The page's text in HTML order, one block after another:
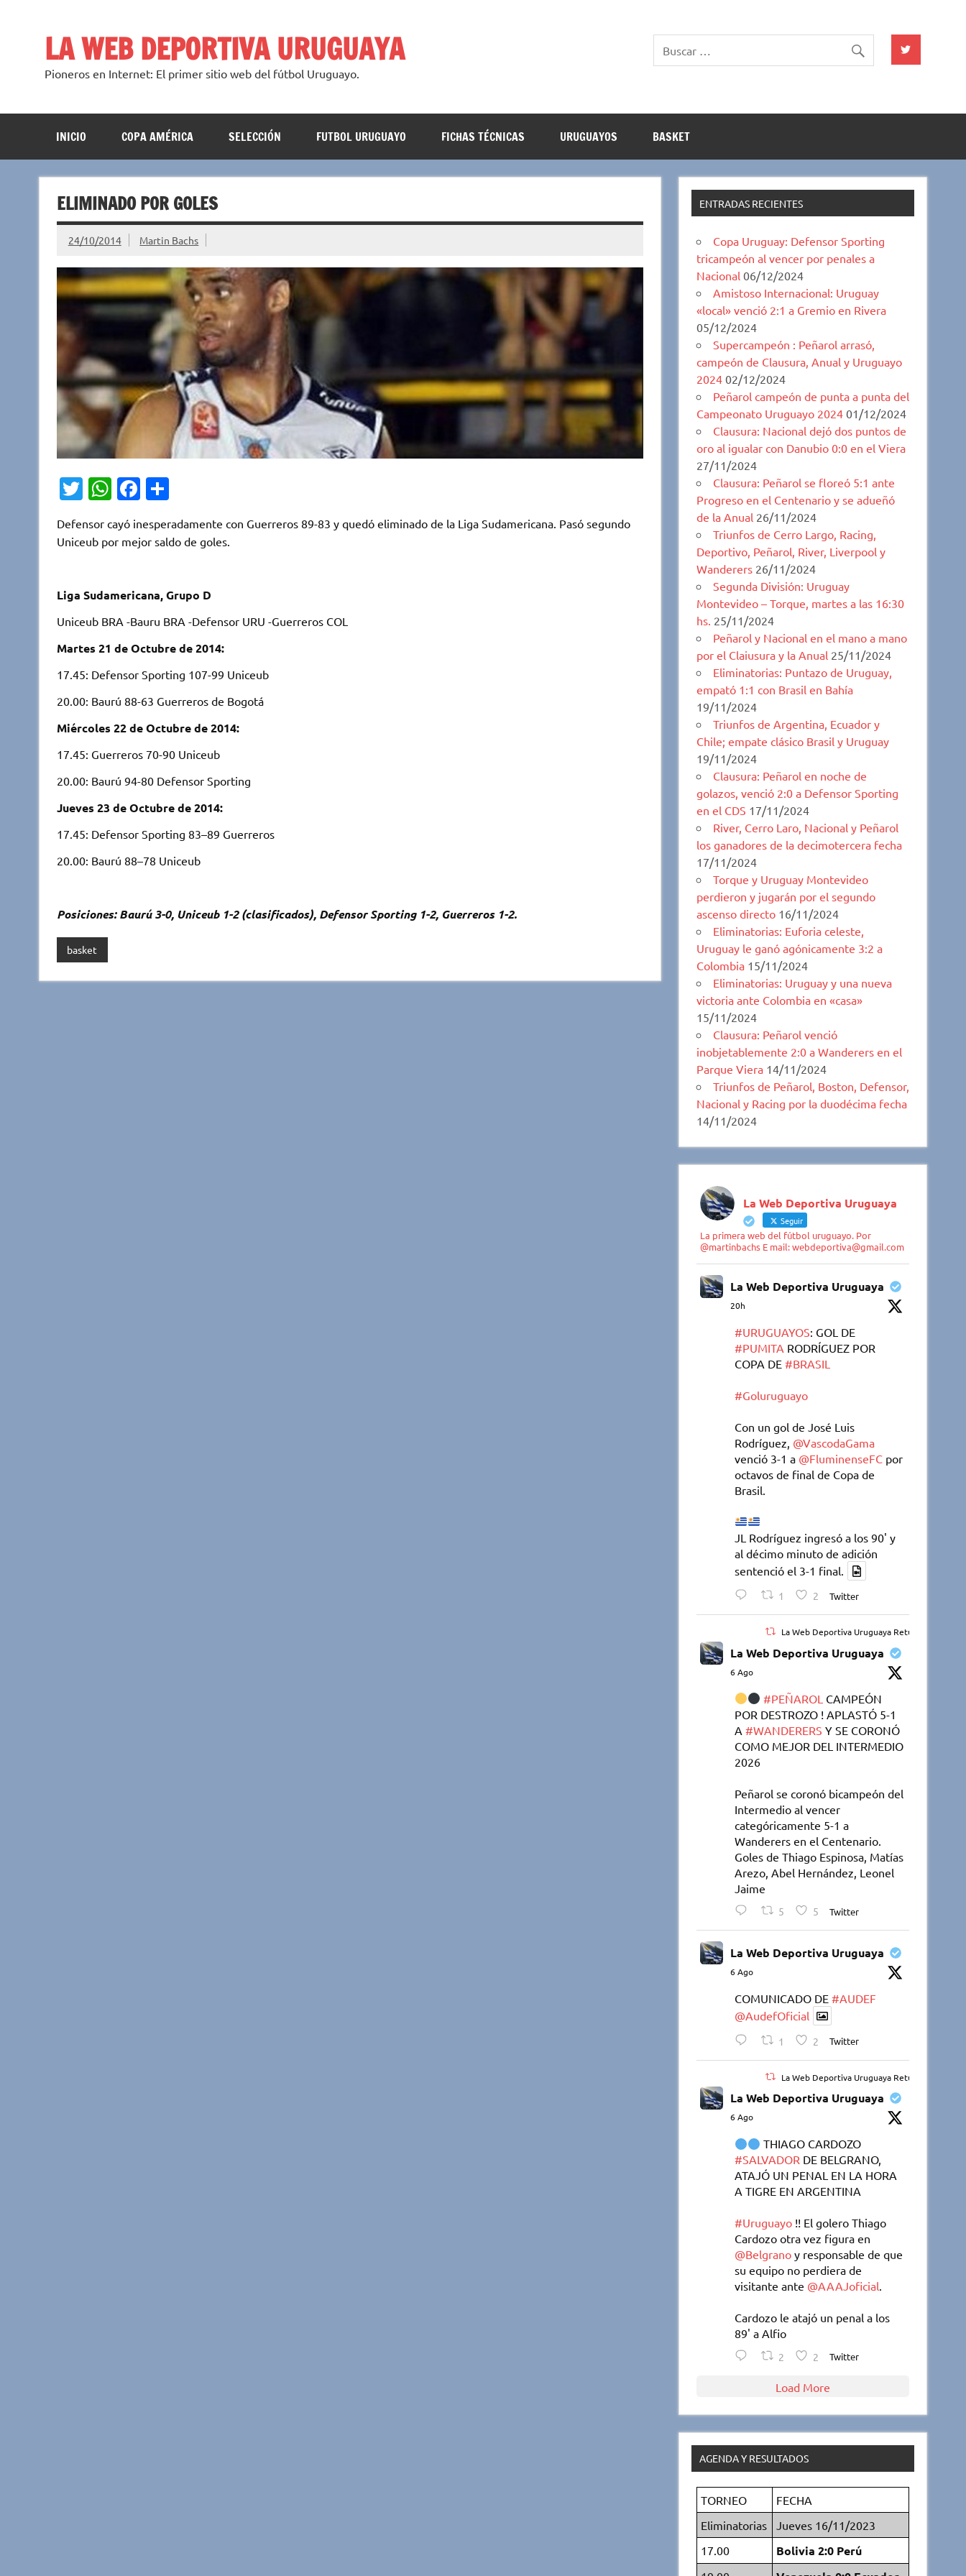
LA WEB DEPORTIVA URUGUAYA
Pioneros en Internet: El primer sitio web del fútbol Uruguayo.
INICIO COPA AMÉRICA SELECCIÓN FUTBOL URUGUAYO FICHAS TÉCNICAS URUGUAYOS BASKET
ELIMINADO POR GOLES
24/10/2014 Martin Bachs
T
it
te
W
at
p
p
Fa
e
b
o
k
C
m
ti
r
Defensor cayó inesperadamente con Guerreros 89-83 y quedó eliminado de la Liga Sudamericana. Pasó segundo
Uniceub por mejor saldo de goles.
Liga Sudamericana, Grupo D
Uniceub BRA -Bauru BRA -Defensor URU -Guerreros COL
Martes 21 de Octubre de 2014:
17.45: Defensor Sporting 107-99­ Uniceub
20.00: Baurú ­88-63 Guerreros de Bogotá
Miércoles 22 de Octubre de 2014:
17.45: Guerreros 70-90­ Uniceub
20.00: Baurú ­94-80 Defensor Sporting
Jueves 23 de Octubre de 2014:
17.45: Defensor Sporting­ 83–89 Guerreros
20.00: Baurú­ 88–78 Uniceub
Posiciones: Baurú 3-0, Uniceub 1-2 (clasificados), Defensor Sporting 1-2, Guerreros 1-2.
basket
ENTRADAS RECIENTES
Copa Uruguay: Defensor Sporting
tricampeón al vencer por penales a
Nacional 06/12/2024
Amistoso Internacional: Uruguay
«local» venció 2:1 a Gremio en Rivera
05/12/2024
Supercampeón : Peñarol arrasó,
campeón de Clausura, Anual y Uruguayo
2024 02/12/2024
Peñarol campeón de punta a punta del
Campeonato Uruguayo 2024 01/12/2024
Clausura: Nacional dejó dos puntos de
oro al igualar con Danubio 0:0 en el Viera
27/11/2024
Clausura: Peñarol se floreó 5:1 ante
Progreso en el Centenario y se adueñó
de la Anual 26/11/2024
Triunfos de Cerro Largo, Racing,
Deportivo, Peñarol, River, Liverpool y
Wanderers 26/11/2024
Segunda División: Uruguay
Montevideo – Torque, martes a las 16:30
hs. 25/11/2024
Peñarol y Nacional en el mano a mano
por el Claiusura y la Anual 25/11/2024
Eliminatorias: Puntazo de Uruguay,
empató 1:1 con Brasil en Bahía
19/11/2024
Triunfos de Argentina, Ecuador y
Chile; empate clásico Brasil y Uruguay
19/11/2024
Clausura: Peñarol en noche de
golazos, venció 2:0 a Defensor Sporting
en el CDS 17/11/2024
River, Cerro Laro, Nacional y Peñarol
los ganadores de la decimotercera fecha
17/11/2024
Torque y Uruguay Montevideo
perdieron y jugarán por el segundo
ascenso directo 16/11/2024
Eliminatorias: Euforia celeste,
Uruguay le ganó agónicamente 3:2 a
Colombia 15/11/2024
Eliminatorias: Uruguay y una nueva
victoria ante Colombia en «casa»
15/11/2024
Clausura: Peñarol venció
inobjetablemente 2:0 a Wanderers en el
Parque Viera 14/11/2024
Triunfos de Peñarol, Boston, Defensor,
Nacional y Racing por la duodécima fecha
14/11/2024
La Web Deportiva Uruguaya
Seguir
La primera web del fútbol uruguayo. Por
@martinbachs E mail: webdeportiva@gmail.com
La Web Deportiva Uruguaya
20h
#URUGUAYOS: GOL DE
#PUMITA RODRÍGUEZ POR
COPA DE#BRASIL
#Goluruguayo
Con un gol de José Luis
Rodríguez, @VascodaGama
venció 3-1 a @FluminenseFC por
octavos de final de Copa de
Brasil.
JL Rodríguez ingresó a los 90' y
al décimo minuto de adición
sentenció el 3-1 final.
1 2 Twitter
La Web Deportiva Uruguaya Retuiteado
La Web Deportiva Uruguaya
6 Ago
#PEÑAROL CAMPEÓN
POR DESTROZO ! APLASTÓ 5-1
A#WANDERERS Y SE CORONÓ
COMO MEJOR DEL INTERMEDIO
2026
Peñarol se coronó bicampeón del
Intermedio al vencer
categóricamente 5-1 a
Wanderers en el Centenario.
Goles de Thiago Espinosa, Matías
Arezo, Abel Hernández, Leonel
Jaime
5 5 Twitter
La Web Deportiva Uruguaya
6 Ago
COMUNICADO DE#AUDEF
@AudefOficial
1 2 Twitter
La Web Deportiva Uruguaya Retuiteado
La Web Deportiva Uruguaya
6 Ago
THIAGO CARDOZO
#SALVADOR DE BELGRANO,
ATAJÓ UN PENAL EN LA HORA
A TIGRE EN ARGENTINA
#Uruguayo !! El golero Thiago
Cardozo otra vez figura en
@Belgrano y responsable de que
su equipo no perdiera de
visitante ante @AAAJoficial.
Cardozo le atajó un penal a los
89' a Alfio
2 2 Twitter
Load More
AGENDA Y RESULTADOS
TORNEO
FECHA
Eliminatorias
Jueves 16/11/2023
17.00
Bolivia 2:0 Perú